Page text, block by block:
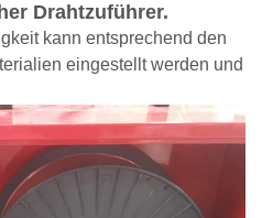
Drahtzuführer.
kann entsprechend den
eingestellt werden und